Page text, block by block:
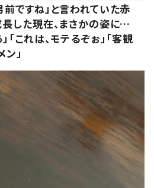
前ですね」と言われていた赤
長した現在、まさかの姿に…
「これは、モテるぞぉ」「客観
」